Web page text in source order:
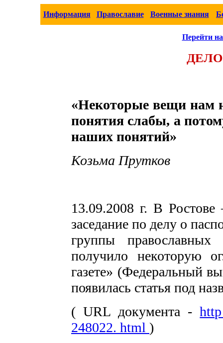
Информация Православие Военные знания
Перейти
«Некоторые вещи нам
понятия слабы, а
наших понятий»
Козьма Прутков
13.09.2008 г. В
заседание по делу о
группы
получило некоторую
газете» (Федеральный
появилась статья под
( URL документа -
248022. html )